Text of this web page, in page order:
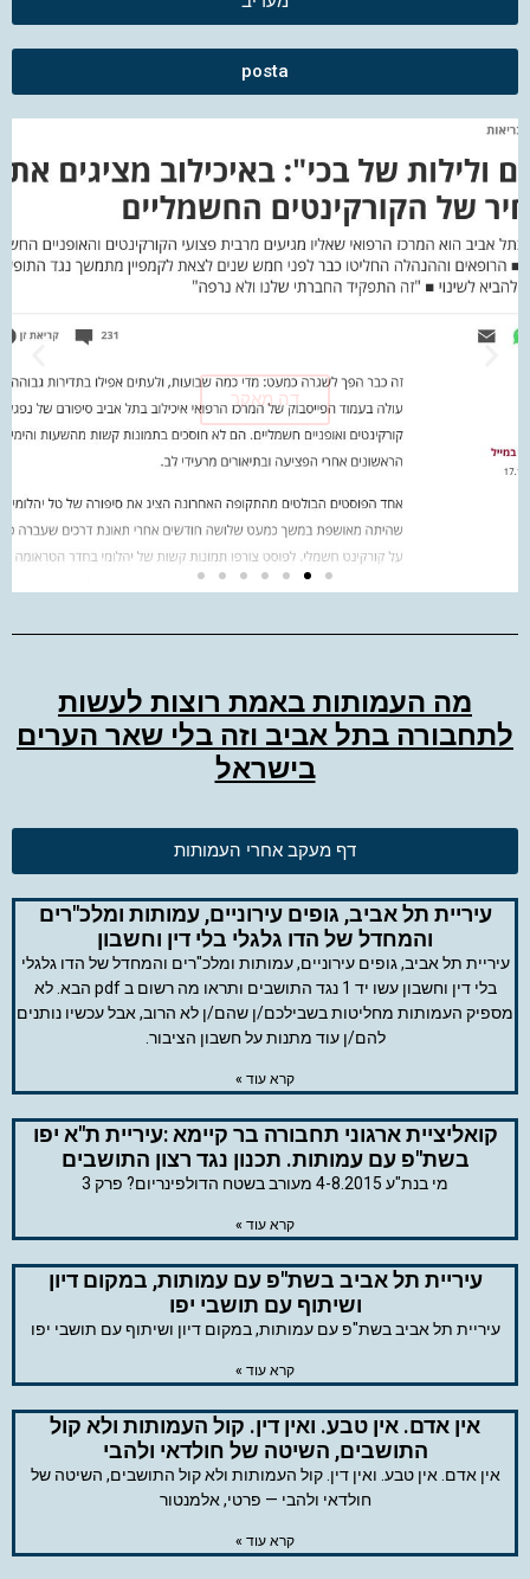
posta
מה העמותות באמת רוצות לעשות
לתחבורה בתל אביב וזה בלי שאר הערים
בישראל
דף מעקב אחרי העמותות
עיריית תל אביב, גופים עירוניים, עמותות ומלכ"רים
והמחדל של הדו גלגלי בלי דין וחשבון
עיריית תל אביב, גופים עירוניים, עמותות ומלכ"רים והמחדל של הדו גלגלי
בלי דין וחשבון עשו יד 1 נגד התושבים ותראו מה רשום ב pdf הבא. לא
מספיק העמותות מחליטות בשבילכם/ן שהם/ן לא הרוב, אבל עכשיו נותנים
להם/ן עוד מתנות על חשבון הציבור.
קרא עוד »
קואליציית ארגוני תחבורה בר קיימא :עיריית ת"א יפו
בשת"פ עם עמותות. תכנון נגד רצון התושבים
מי בנת"ע 4-8.2015 מעורב בשטח הדולפינריום? פרק 3
קרא עוד »
עיריית תל אביב בשת"פ עם עמותות, במקום דיון
ושיתוף עם תושבי יפו
עיריית תל אביב בשת"פ עם עמותות, במקום דיון ושיתוף עם תושבי יפו
קרא עוד »
אין אדם. אין טבע. ואין דין. קול העמותות ולא קול
התושבים, השיטה של חולדאי ולהבי
אין אדם. אין טבע. ואין דין. קול העמותות ולא קול התושבים, השיטה של
חולדאי ולהבי — פרטי, אלמנטור
קרא עוד »